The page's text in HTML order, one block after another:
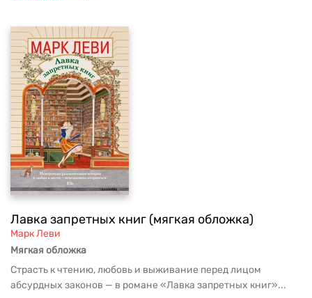
Лавка запретных книг (мягкая обложка)
Марк Леви
Мягкая обложка
Страсть к чтению, любовь и выживание перед лицом
абсурдных законов — в романе «Лавка запретных книг»...